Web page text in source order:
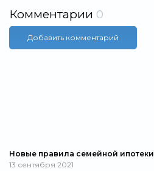
Комментарии 0
Добавить комментарий
Новые правила семейной ипотеки
13 сентября 2021